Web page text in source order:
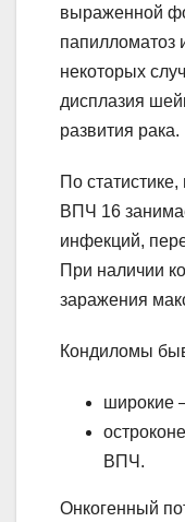
выраженной
папилломатоз
некоторых
дисплазия
развития рака.
По
ВПЧ 16
инфекций,
При наличии
заражения
Кондиломы
широкие
ВПЧ.
Онкогенный